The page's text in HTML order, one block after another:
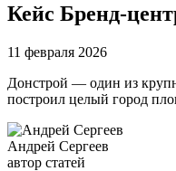
Кейс Бренд-
11 февраля 2026
Донстрой — один из
построил целый город
Андрей Сергеев
автор статей